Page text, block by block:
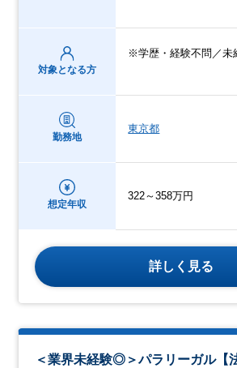
対象となる方
※学歴・経験不問／未
勤務地
東京都
想定年収
322～358万円
詳しく見る
＜業界未経験◎＞パラリーガル【